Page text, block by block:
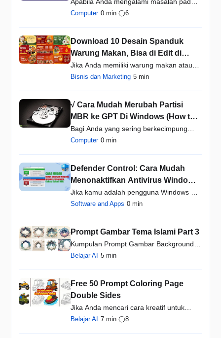
Windows 10
saat menginstal Windows…
Computer 0 min 6
Download 10 Desain Spanduk
Warung Makan, Bisa di Edit di
Aplikasi Canva
Jika Anda memiliki warung makan atau
restoran, promosi menj…
Bisnis dan Marketing 5 min
√ Cara Mudah Merubah Partisi
MBR ke GPT Di Windows (How to
Convert MBR to GPT)
Bagi Anda yang sering berkecimpung
dengan partisi hard disk…
Computer 0 min
Defender Control: Cara Mudah
Menonaktifkan Antivirus Windows
Defender Windows 10 dalam
Sekali klik
Jika kamu adalah pengguna Windows 10,
kamu pasti sudah meng…
Software and Apps 0 min
Prompt Gambar Tema Islami Part 3
Kumpulan Prompt Gambar Background
Template Frame Tema Islam…
Belajar AI 5 min
Free 50 Prompt Coloring Page
Double Sides
Jika Anda mencari cara kreatif untuk
membuat coloring page …
Belajar AI 7 min 8